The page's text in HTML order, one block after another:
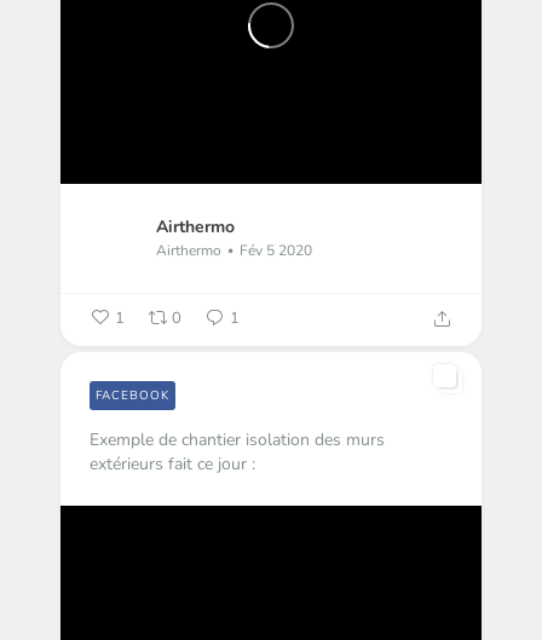
Airthermo
Airthermo Fév 5 2020
1 0 1
Exemple de chantier isolation des murs
extérieurs fait ce jour :
FACEBOOK